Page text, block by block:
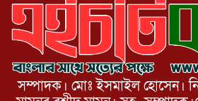
সম্পাদক। মোঃ ইসমাইল হোসেন।